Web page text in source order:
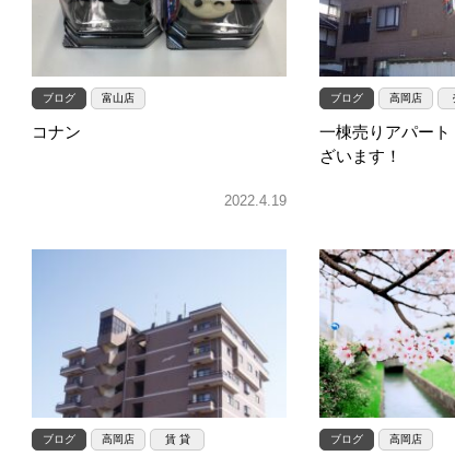
ブログ 富山店
コナン
2022.4.19
ブログ 高岡店
一棟売りアパー
ざいます！
ブログ 高岡店 賃 貸 ブログ 高岡店